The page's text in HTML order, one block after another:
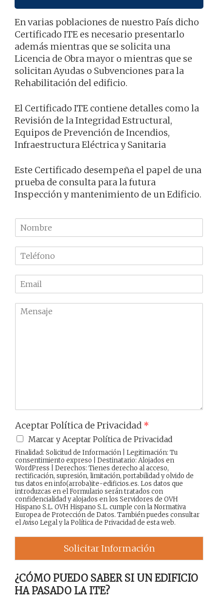
En varias poblaciones de nuestro País dicho
Certificado ITE es necesario presentarlo
además mientras que se solicita una
Licencia de Obra mayor o mientras que se
solicitan Ayudas o Subvenciones para la
Rehabilitación del edificio.
El Certificado ITE contiene detalles como la
Revisión de la Integridad Estructural,
Equipos de Prevención de Incendios,
Infraestructura Eléctrica y Sanitaria
Este Certificado desempeña el papel de una
prueba de consulta para la futura
Inspección y mantenimiento de un Edificio.
N
o
m
r
e
l
f
m
a
M
Aceptar Política de Privacidad *
Marcar y Aceptar Política de Privacidad
Finalidad: Solicitud de Información | Legitimación: Tu
consentimiento expreso | Destinatario: Alojados en
WordPress | Derechos: Tienes derecho al acceso,
rectificación, supresión, limitación, portabilidad y olvido de
tus datos en info(arroba)ite-edificios.es. Los datos que
introduzcas en el Formulario serán tratados con
confidencialidad y alojados en los Servidores de OVH
Hispano S.L. OVH Hispano S.L. cumple con la Normativa
Europea de Protección de Datos. También puedes consultar
elAviso Legaly laPolítica de Privacidadde esta web.
Solicitar Información
¿CÓMO PUEDO SABER SI UN EDIFICIO
HA PASADO LA ITE?